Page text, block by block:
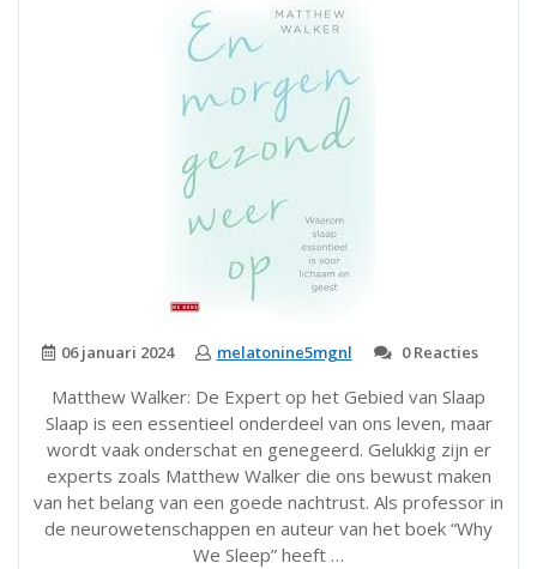
06 januari 2024 melatonine5mgnl 0 Reacties
Matthew Walker: De Expert op het Gebied van Slaap
Slaap is een essentieel onderdeel van ons leven, maar
wordt vaak onderschat en genegeerd. Gelukkig zijn er
experts zoals Matthew Walker die ons bewust maken
van het belang van een goede nachtrust. Als professor in
de neurowetenschappen en auteur van het boek “Why
We Sleep” heeft …